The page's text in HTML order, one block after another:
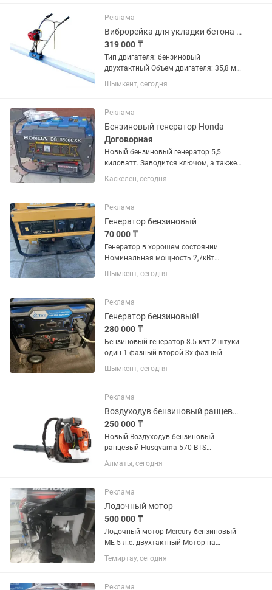
Реклама
Виброрейка для укладки бетона 4м (бензиновая) HZQ4
319 000 ₸
Тип двигателя: бензиновый
двухтактный Объем двигателя: 35,8 мл
Мощность: 0,9-0,95кВт Объем масла
для мотора: 0,1л Объем масла: 0,63л
виброрейки: плавающая Частота:...
Шымкент, сегодня
Реклама
Бензиновый генератор Honda
Договорная
Новый бензиновый генератор 5,5
киловатт. Заводится ключом, а также
можно заводить механический.
Каскелен, сегодня
Реклама
Генератор бензиновый
70 000 ₸
Генератор в хорошем состоянии.
Номинальная мощность 2,7кВт
максимальная 3.0кВт
Шымкент, сегодня
Реклама
Генератор бензиновый!
280 000 ₸
Бензиновый генератор 8.5 квт 2 штуки
один 1 фазный второй 3х фазный
Шымкент, сегодня
Реклама
Воздуходув бензиновый ранцевый Husqvarna 570 BTS
250 000 ₸
Новый Воздуходув бензиновый
ранцевый Husqvarna 570 BTS
Воздуходув бензиновый
ранцевый Husqvarna 570 BTS - -
коммерческого использования,
специально разработанный для...
Алматы, сегодня
Реклама
Лодочный мотор
500 000 ₸
Лодочный мотор Mercury бензиновый
ME 5 л.с. двухтактный Мотор на
обкатке,в отличном состоянии!
Темиртау, сегодня
Реклама